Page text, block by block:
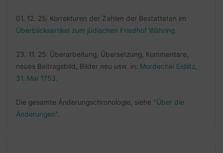
01. 12. 25: Korrekturen der Zahlen der Bestatteten im
Überblicksartikel zum jüdischen Friedhof Währing
23. 11. 25: Überarbeitung, Übersetzung, Kommentare,
neues Beitragsbild, Bilder neu usw. in: Mordechai Eidlitz,
31. Mai 1753
Die gesamte Änderungschronologie, siehe "Über die
Änderungen".